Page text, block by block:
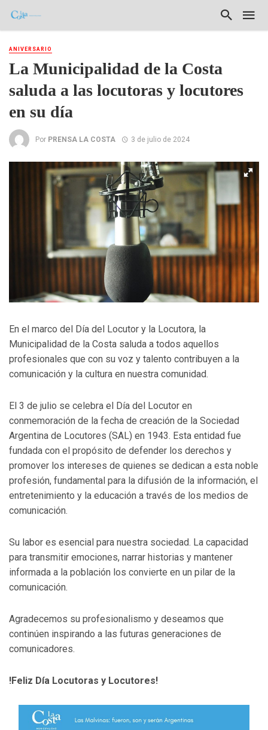
ANIVERSARIO
La Municipalidad de la Costa
saluda a las locutoras y locutores
en su día
Por PRENSA LA COSTA 3 de julio de 2024
En el marco del Día del Locutor y la Locutora, la
Municipalidad de la Costa saluda a todos aquellos
profesionales que con su voz y talento contribuyen a la
comunicación y la cultura en nuestra comunidad.
El 3 de julio se celebra el Día del Locutor en
conmemoración de la fecha de creación de la Sociedad
Argentina de Locutores (SAL) en 1943. Esta entidad fue
fundada con el propósito de defender los derechos y
promover los intereses de quienes se dedican a esta noble
profesión, fundamental para la difusión de la información, el
entretenimiento y la educación a través de los medios de
comunicación.
Su labor es esencial para nuestra sociedad. La capacidad
para transmitir emociones, narrar historias y mantener
informada a la población los convierte en un pilar de la
comunicación.
Agradecemos su profesionalismo y deseamos que
continúen inspirando a las futuras generaciones de
comunicadores.
!Feliz Día Locutoras y Locutores!